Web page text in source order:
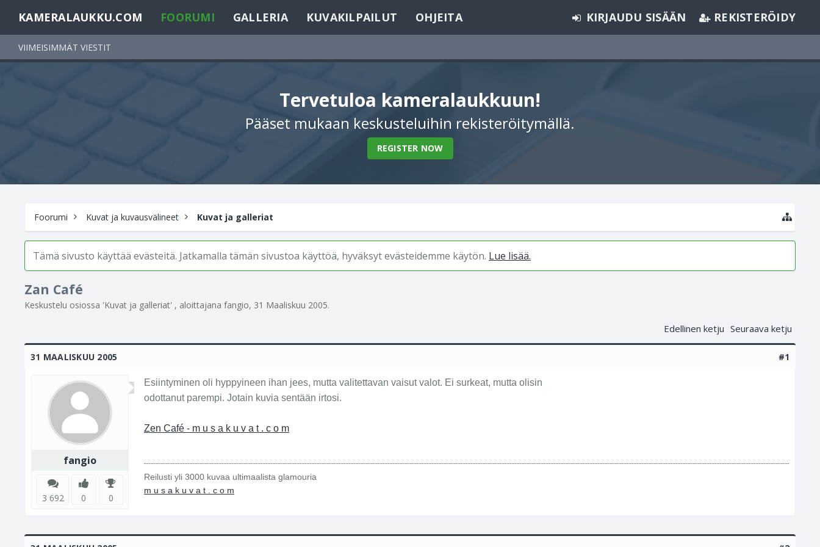
KAMERALAUKKU.COM FOORUMI
VIIMEISIMMÄT VIESTIT
GALLERIA KUVAKILPAILUT OHJEITA KIRJAUDU SISÄÄN REKISTERÖIDY
Tervetuloa kameralaukkuun!
Pääset mukaan keskusteluihin rekisteröitymällä.
REGISTER NOW
Foorumi Kuvat ja kuvausvälineet Kuvat ja galleriat
Tämä sivusto käyttää evästeitä. Jatkamalla tämän sivustoa käyttöä, hyväksyt evästeidemme käytön. Lue lisää.
Zan Café
Keskustelu osiossa 'Kuvat ja galleriat' , aloittajana fangio, 31 Maaliskuu 2005.
Edellinen ketju Seuraava ketju
31 MAALISKUU 2005 #1
fangio
3 692 0 0
Esiintyminen oli hyppyineen ihan jees, mutta valitettavan vaisut valot. Ei surkeat, mutta olisin
odottanut parempi. Jotain kuvia sentään irtosi.
Zen Café - m u s a k u v a t . c o m
Reilusti yli 3000 kuvaa ultimaalista glamouria
m u s a k u v a t . c o m